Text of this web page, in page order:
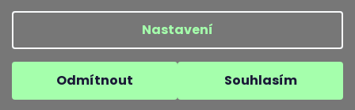
Nastavení
Odmítnout Souhlasím
Copyright 2026kozenezbozi.com. Všechna práva